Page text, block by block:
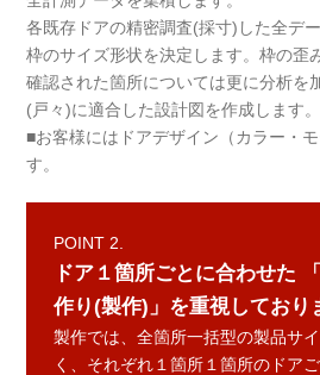
各既存ドアの精密調査(採寸)した全デ
枠のサイズ形状を決定します。枠の歪
確認された箇所については更に分析を
(戸々)に適合した設計図を作成します。
■お客様にはドアデザイン（カラー・
す。
POINT 2.
ドア１箇所ごとに合わせた
作り(製作)」を重視しており
製作では、全箇所一括型の製品サ
く、それぞれ１箇所１箇所のドア